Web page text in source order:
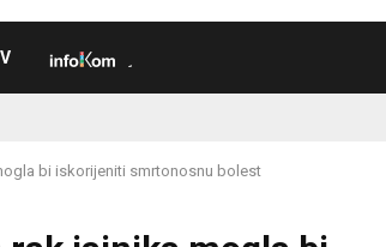
bi iskorijeniti smrtonosnu bolest